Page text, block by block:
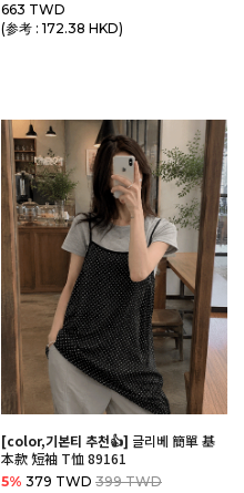
663 TWD
(参考 : 172.38 HKD)
[color,기본티 추천👍] 글리베 簡單 基
本款 短袖 T恤 89161
5% 379 TWD 399 TWD